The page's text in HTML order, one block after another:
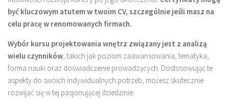
być kluczowym atutem w twoim CV, szczególnie jeśli masz na
celu pracę w renomowanych firmach.
Wybór kursu projektowania wnętrz związany jest z analizą
wielu czynników, takich jak poziom zaawansowania, tematyka,
forma nauki oraz doświadczenie prowadzących. Dostosowując te
aspekty do swoich indywidualnych potrzeb, możesz skutecznie
rozwijać się w tej pasjonującej dziedzinie.